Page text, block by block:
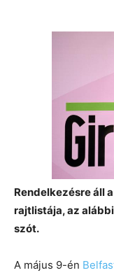
Rendelkezésre áll
rajtlistája, az
szót.
A május 9-én